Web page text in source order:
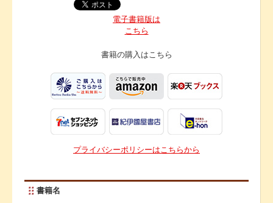
電子書籍版は
こちら
書籍の購入はこちら
プライバシーポリシーはこちらから
書籍名